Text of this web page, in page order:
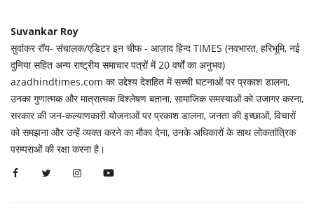
Suvankar Roy
सुवांकर रॉय- संचालक/एडिटर इन चीफ - आज़ाद हिन्द TIMES (नवभारत, हरिभूमि, नई
दुनिया सहित अन्य राष्ट्रीय समाचार पत्रों में 20 वर्षों का अनुभव)
azadhindtimes.com का उद्देश्य देशहित में सच्ची घटनाओं पर प्रकाश डालना,
उनका गुणात्मक और मात्रात्मक विश्लेषण बताना, सामाजिक समस्याओं को उजागर करना,
सरकार की जन-कल्याणकारी योजनाओं पर प्रकाश डालना, जनता की इच्छाओं, विचारों
को समझना और उन्हें व्यक्त करने का मौका देना, उनके अधिकारों के साथ लोकतांत्रिक
परम्पराओं की रक्षा करना है।